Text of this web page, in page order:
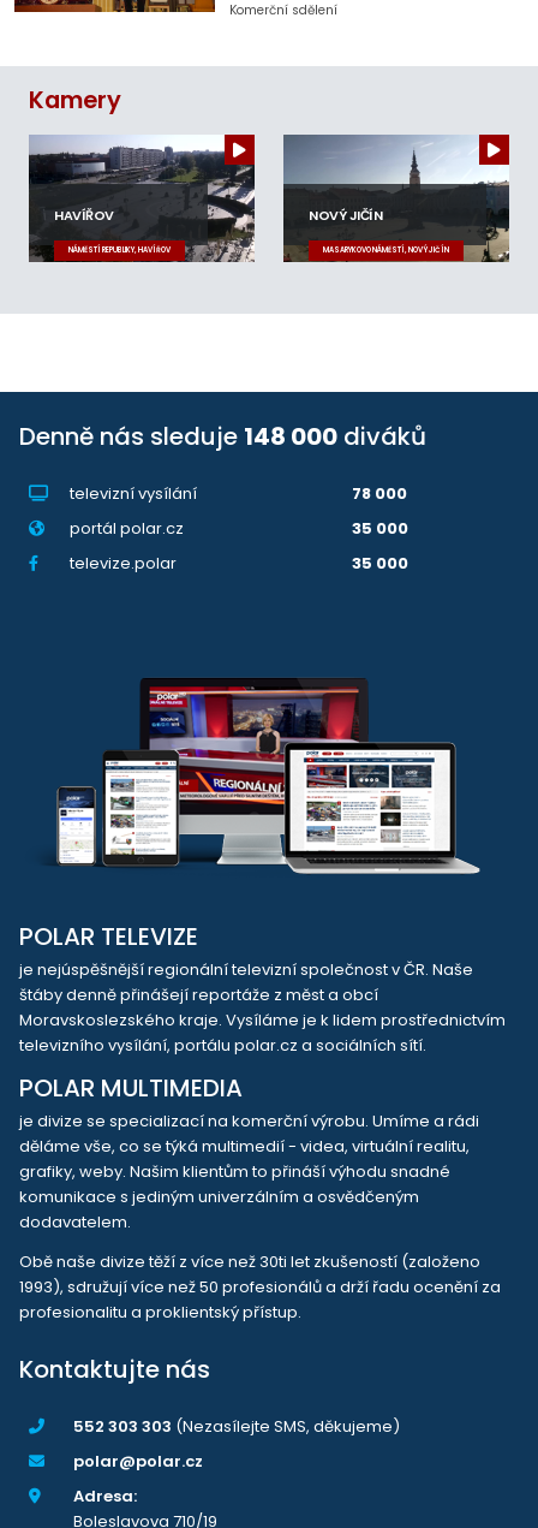
Komerční sdělení
Kamery
HAVÍŘOV
NÁMĚSTÍ REPUBLIKY, HAVÍŘOV
NOVÝ JIČÍN
MASARYKOVO NÁMĚSTÍ, NOVÝ JIČÍN
Denně nás sleduje 148 000 diváků
televizní vysílání
78 000
portál polar.cz
35 000
televize.polar
35 000
POLAR TELEVIZE
je nejúspěšnější regionální televizní společnost v ČR. Naše
štáby denně přinášejí reportáže z měst a obcí
Moravskoslezského kraje. Vysíláme je k lidem prostřednictvím
televizního vysílání, portálu polar.cz a sociálních sítí.
POLAR MULTIMEDIA
je divize se specializací na komerční výrobu. Umíme a rádi
děláme vše, co se týká multimedií - videa, virtuální realitu,
grafiky, weby. Našim klientům to přináší výhodu snadné
komunikace s jediným univerzálním a osvědčeným
dodavatelem.
Obě naše divize těží z více než 30ti let zkušeností (založeno
1993), sdružují více než 50 profesionálů a drží řadu ocenění za
profesionalitu a proklientský přístup.
Kontaktujte nás
552 303 303 (Nezasílejte SMS, děkujeme)
polar@polar.cz
Adresa:
Boleslavova 710/19